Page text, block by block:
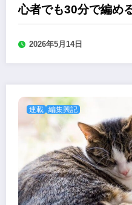
心者でも30分で編め
2026年5月14日
連載 編集興記